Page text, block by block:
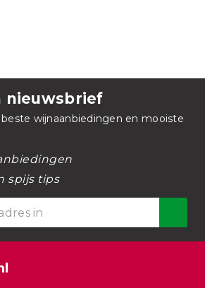
nieuwsbrief
wijnaanbiedingen en mooiste
spijs tips